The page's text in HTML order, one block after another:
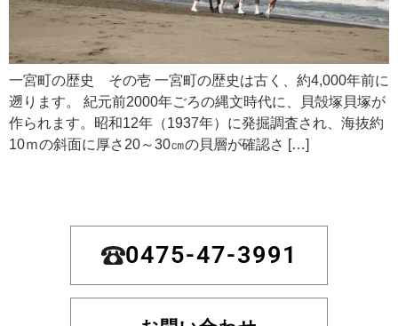
一宮町の歴史 その壱 一宮町の歴史は古く、約4,000年前に
遡ります。 紀元前2000年ごろの縄文時代に、貝殻塚貝塚が
作られます。昭和12年（1937年）に発掘調査され、海抜約
10ｍの斜面に厚さ20～30㎝の貝層が確認さ […]
0475-47-3991